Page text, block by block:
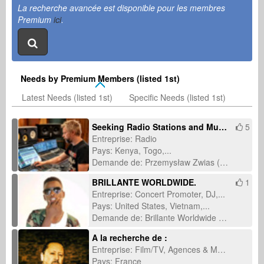
La recherche avancée est disponible pour les membres
Premium ici.
Needs by Premium Members (listed 1st)
Latest Needs (listed 1st)
Specific Needs (listed 1st)
Seeking Radio Stations and Music Journalists for International Single Promotion
Entreprise: Radio
Pays: Kenya, Togo,...
Demande de: Przemysław Zwias (14 juin 2026)
5
BRILLANTE WORLDWIDE.
Entreprise: Concert Promoter, DJ,...
Pays: United States, Vietnam,...
Demande de: Brillante Worldwide (11 mars 2026)
1
A la recherche de :
Entreprise: Film/TV, Agences & Marques
Pays: France